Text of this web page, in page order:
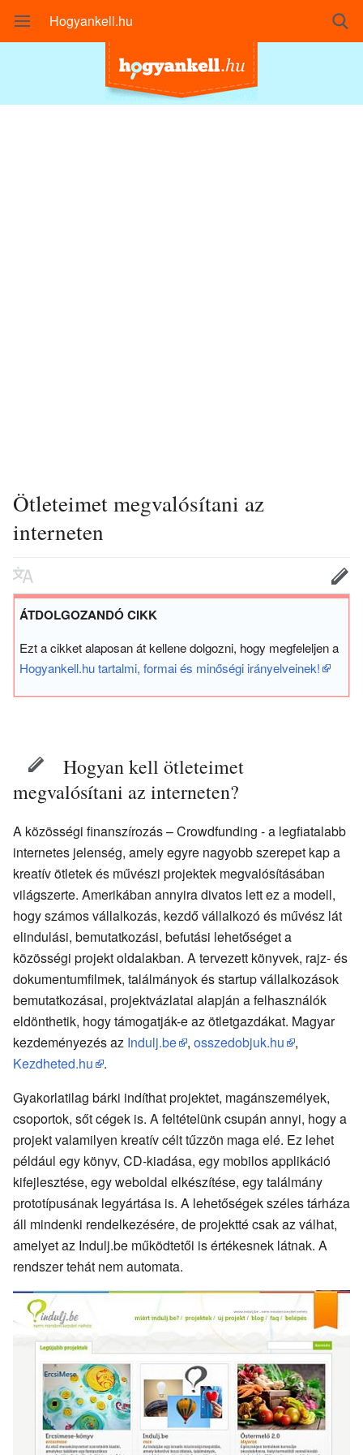
Hogyankell.hu
Ötleteimet megvalósítani az
interneten
ÁTDOLGOZANDÓ CIKK
Ezt a cikket alaposan át kellene dolgozni, hogy megfeleljen a
Hogyankell.hu tartalmi, formai és minőségi irányelveinek!
Hogyan kell ötleteimet
megvalósítani az interneten?
A közösségi finanszírozás – Crowdfunding - a legfiatalabb
internetes jelenség, amely egyre nagyobb szerepet kap a
kreatív ötletek és művészi projektek megvalósításában
világszerte. Amerikában annyira divatos lett ez a modell,
hogy számos vállalkozás, kezdő vállalkozó és művész lát
elindulási, bemutatkozási, befutási lehetőséget a
közösségi projekt oldalakban. A tervezett könyvek, rajz- és
dokumentumfilmek, találmányok és startup vállalkozások
bemutatkozásai, projektvázlatai alapján a felhasználók
eldönthetik, hogy támogatják-e az ötletgazdákat. Magyar
kezdeményezés az Indulj.be , osszedobjuk.hu
,
Kezdheted.hu
.
Gyakorlatilag bárki indíthat projektet, magánszemélyek,
csoportok, sőt cégek is. A feltételünk csupán annyi, hogy a
projekt valamilyen kreatív célt tűzzön maga elé. Ez lehet
például egy könyv, CD-kiadása, egy mobilos applikáció
kifejlesztése, egy weboldal elkészítése, egy találmány
prototípusának legyártása is. A lehetőségek széles tárháza
áll mindenki rendelkezésére, de projektté csak az válhat,
amelyet az Indulj.be működtetői is értékesnek látnak. A
rendszer tehát nem automata.